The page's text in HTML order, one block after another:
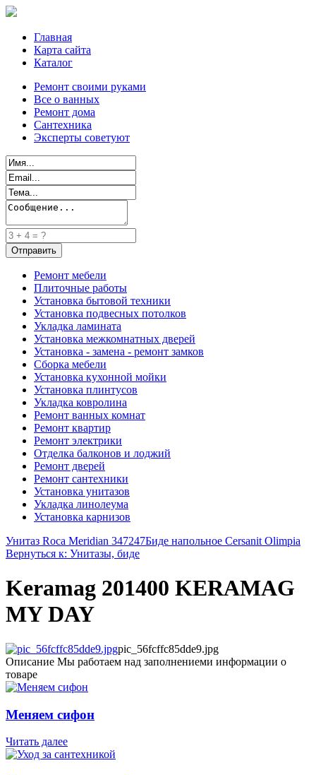
Главная
Карта сайта
Каталог
Ремонт своими руками
Все о ванных
Ремонт дома
Сантехника
Эксперты советуют
Ремонт мебели
Плиточные работы
Установка бытовой техники
Установка подвесных потолков
Укладка ламината
Установка межкомнатных дверей
Установка - замена - ремонт замков
Сборка мебели
Установка кухонной мойки
Установка плинтусов
Укладка ковролина
Ремонт ванных комнат
Ремонт квартир
Ремонт электрики
Отделка балконов и лоджий
Ремонт дверей
Ремонт сантехники
Установка унитазов
Укладка линолеума
Установка карнизов
Унитаз Roca Meridian 347247Биде напольное Cersanit Olimpia
Вернуться к: Унитазы, биде
Keramag 201400 KERAMAG
MY DAY
pic_56fcffc85dde9.jpg
Описание Мы работаем над заполнениеми информации о
товаре
Меняем сифон
Читать далее